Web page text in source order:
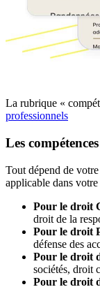
La rubrique «
professionnels
Les
Tout dépend de
applicable dans
Pour le droit
droit de la
Pour le droit
défense des
Pour le droit
sociétés, droit
Pour le droit